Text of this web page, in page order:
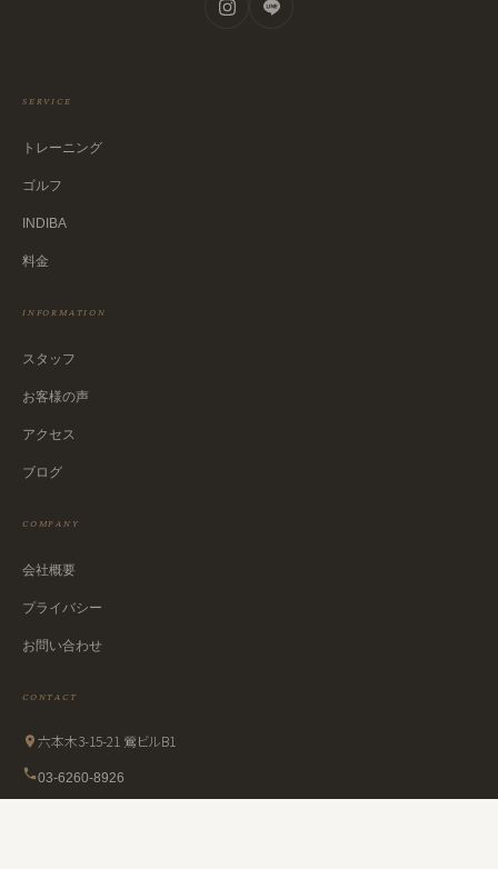
SERVICE
トレーニング
ゴルフ
INDIBA
料金
INFORMATION
スタッフ
お客様の声
アクセス
ブログ
COMPANY
会社概要
プライバシー
お問い合わせ
CONTACT
六本木3-15-21 鶯ビルB1
03-6260-8926